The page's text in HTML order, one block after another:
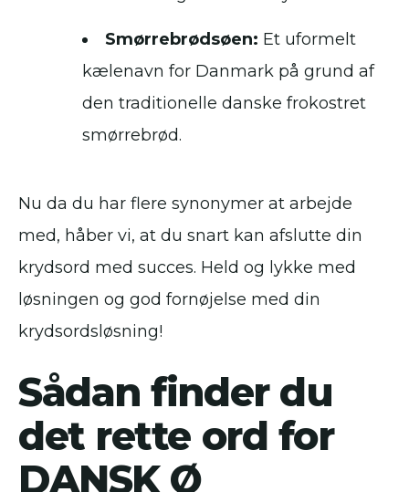
Smørrebrødsøen: Et uformelt
kælenavn for Danmark på grund af
den traditionelle danske frokostret
smørrebrød.
Nu da du har flere synonymer at arbejde
med, håber vi, at du snart kan afslutte din
krydsord med succes. Held og lykke med
løsningen og god fornøjelse med din
krydsordsløsning!
Sådan finder du
det rette ord for
DANSK Ø